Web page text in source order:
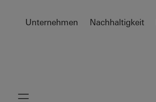
Unternehmen Nachhaltigkeit
Navigation öffnen